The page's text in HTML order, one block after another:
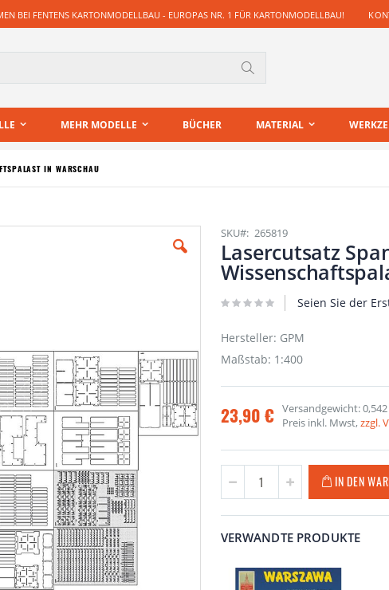
BEI FENTENS KARTONMODELLBAU - EUROPAS NR. 1 FÜR KARTONMODELLBAU!
MEHR MODELLE BÜCHER MATERIAL
IN WARSCHAU
SKU 265819
Lasercutsatz
Seien Sie der
Hersteller: GPM
Maßstab: 1:400
23,90 € Versandgewicht:
Preis inkl. Mwst,zzgl.
IN DEN
VERWANDTE PRODUKTE